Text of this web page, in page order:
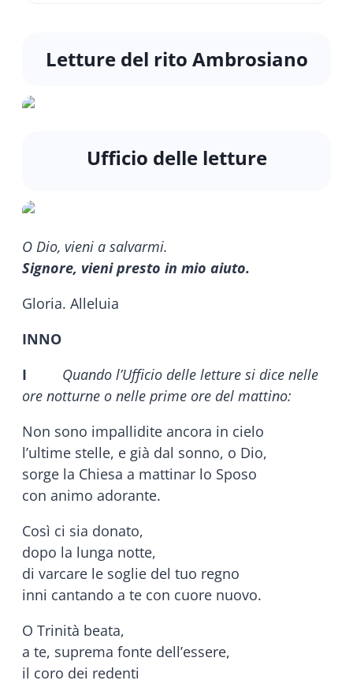
Letture del rito Ambrosiano
Ufficio delle letture
O Dio, vieni a salvarmi.
Signore, vieni presto in mio aiuto.
Gloria. Alleluia
INNO
I
Quando l’Ufficio delle letture si dice nelle
ore notturne o nelle prime ore del mattino:
Non sono impallidite ancora in cielo
l’ultime stelle, e già dal sonno, o Dio,
sorge la Chiesa a mattinar lo Sposo
con animo adorante.
Così ci sia donato,
dopo la lunga notte,
di varcare le soglie del tuo regno
inni cantando a te con cuore nuovo.
O Trinità beata,
a te, suprema fonte dell’essere,
il coro dei redenti